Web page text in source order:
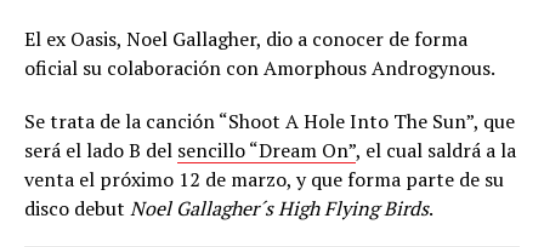
El ex Oasis, Noel Gallagher, dio a conocer de forma
oficial su colaboración con Amorphous Androgynous.
Se trata de la canción “Shoot A Hole Into The Sun”, que
será el lado B del sencillo “Dream On”, el cual saldrá a la
venta el próximo 12 de marzo, y que forma parte de su
disco debut Noel Gallagher´s High Flying Birds.